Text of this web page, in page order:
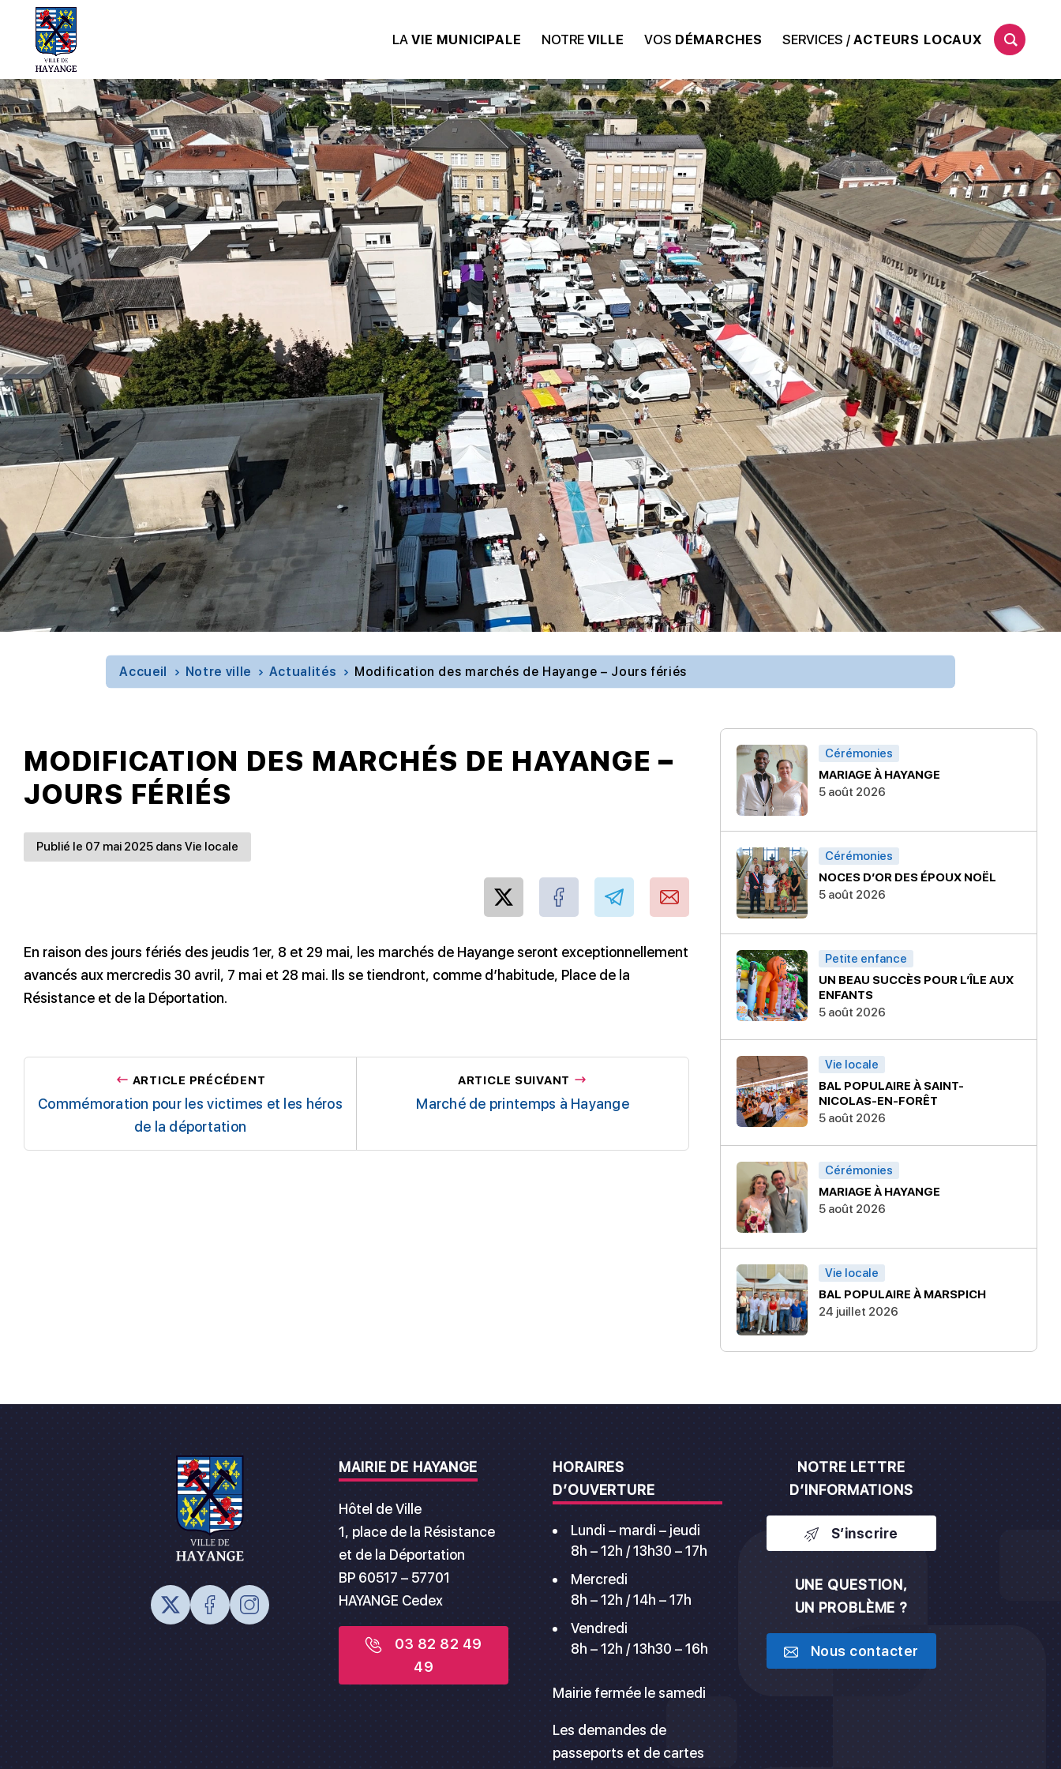
LA VIE MUNICIPALE NOTRE VILLE VOS DÉMARCHES SERVICES /ACTEURS LOCAUX
Accueil Notre ville Actualités Modification des marchés de Hayange – Jours fériés
MODIFICATION DES MARCHÉS DE HAYANGE –
JOURS FÉRIÉS
Publié le 07 mai 2025 dans Vie locale
En raison des jours fériés des jeudis 1er, 8 et 29 mai, les marchés de Hayange seront exceptionnellement
avancés aux mercredis 30 avril, 7 mai et 28 mai. Ils se tiendront, comme d’habitude, Place de la
Résistance et de la Déportation.
ARTICLE PRÉCÉDENT
Commémoration pour les victimes et les héros
de la déportation
ARTICLE SUIVANT
Marché de printemps à Hayange
Cérémonies
MARIAGE À HAYANGE
5 août 2026
Cérémonies
NOCES D’OR DES ÉPOUX NOËL
5 août 2026
Petite enfance
UN BEAU SUCCÈS POUR L’ÎLE AUX
ENFANTS
5 août 2026
Vie locale
BAL POPULAIRE À SAINT-
NICOLAS-EN-FORÊT
5 août 2026
Cérémonies
MARIAGE À HAYANGE
5 août 2026
Vie locale
BAL POPULAIRE À MARSPICH
24 juillet 2026
MAIRIE DE HAYANGE
Hôtel de Ville
1, place de la Résistance
et de la Déportation
BP 60517 – 57701
HAYANGE Cedex
03 82 82 49
49
HORAIRES
D’OUVERTURE
Lundi – mardi – jeudi
8h – 12h / 13h30 – 17h
Mercredi
8h – 12h / 14h – 17h
Vendredi
8h – 12h / 13h30 – 16h
Mairie fermée le samedi
Les demandes de
passeports et de cartes
NOTRE LETTRE
D’INFORMATIONS
S’inscrire
UNE QUESTION,
UN PROBLÈME ?
Nous contacter